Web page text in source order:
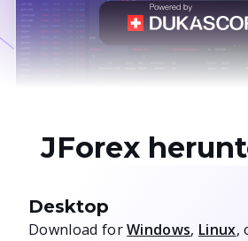
JForex
Desktop
Download forWindows, Linux,